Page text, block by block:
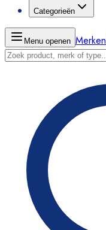
Categorieën
Menu openen Merken